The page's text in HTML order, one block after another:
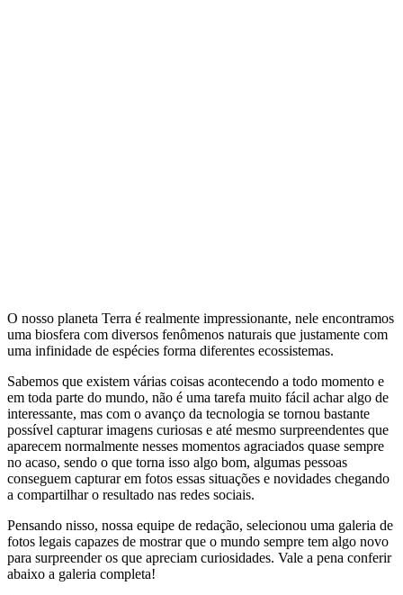
O nosso planeta Terra é realmente impressionante, nele encontramos
uma biosfera com diversos fenômenos naturais que justamente com
uma infinidade de espécies forma diferentes ecossistemas.
Sabemos que existem várias coisas acontecendo a todo momento e
em toda parte do mundo, não é uma tarefa muito fácil achar algo de
interessante, mas com o avanço da tecnologia se tornou bastante
possível capturar imagens curiosas e até mesmo surpreendentes que
aparecem normalmente nesses momentos agraciados quase sempre
no acaso, sendo o que torna isso algo bom, algumas pessoas
conseguem capturar em fotos essas situações e novidades chegando
a compartilhar o resultado nas redes sociais.
Pensando nisso, nossa equipe de redação, selecionou uma galeria de
fotos legais capazes de mostrar que o mundo sempre tem algo novo
para surpreender os que apreciam curiosidades. Vale a pena conferir
abaixo a galeria completa!